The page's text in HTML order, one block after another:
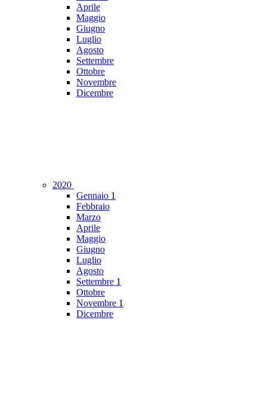
Aprile
Maggio
Giugno
Luglio
Agosto
Settembre
Ottobre
Novembre
Dicembre
2020
Gennaio 1
Febbraio
Marzo
Aprile
Maggio
Giugno
Luglio
Agosto
Settembre 1
Ottobre
Novembre 1
Dicembre